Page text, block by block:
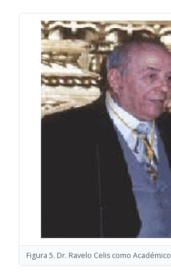
Figura 5. Dr. Ravelo Celis como Académico